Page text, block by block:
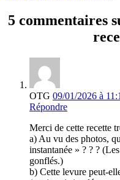
5 commentaires
OTG 09/01/2026 à
Répondre
Merci de cette recette
a) Au vu des photos,
instantanée » ? ? ?
gonflés.)
b) Cette levure peut-